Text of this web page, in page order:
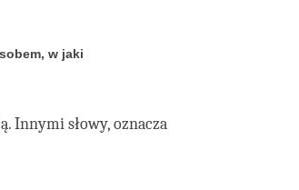
w jaki
Innymi słowy, oznacza